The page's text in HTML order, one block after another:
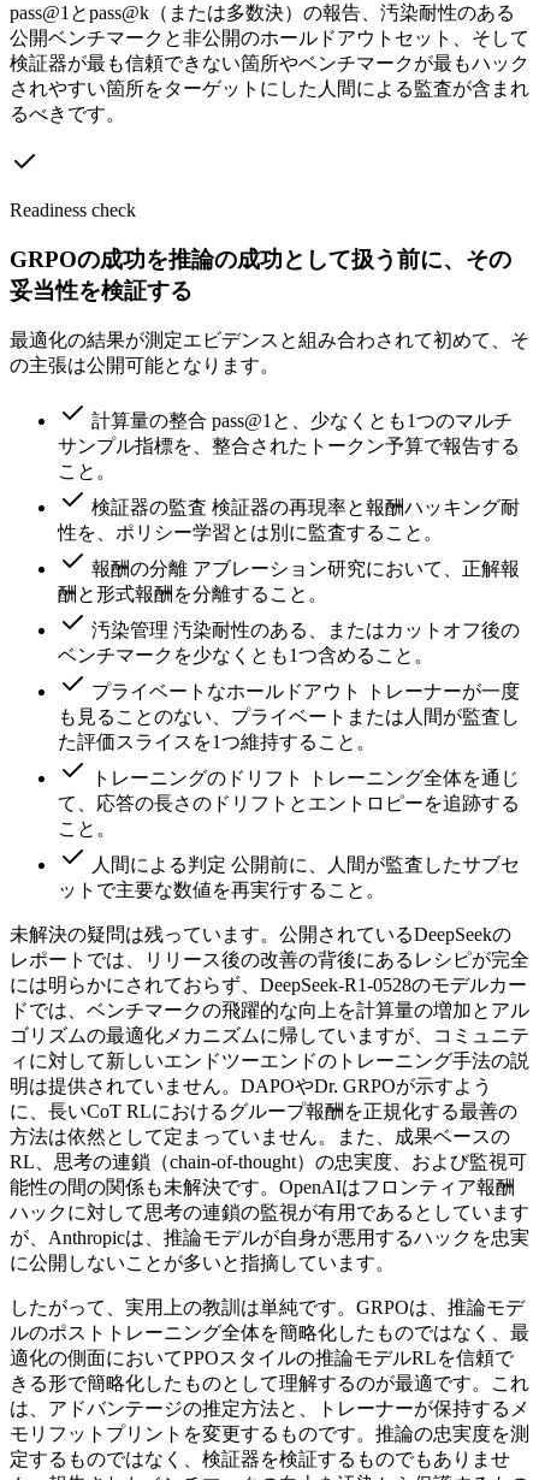
pass@1とpass@k（または多数決）の報告、汚染耐性のある
公開ベンチマークと非公開のホールドアウトセット、そして
検証器が最も信頼できない箇所やベンチマークが最もハック
されやすい箇所をターゲットにした人間による監査が含まれ
るべきです。
Readiness check
GRPOの成功を推論の成功として扱う前に、その
妥当性を検証する
最適化の結果が測定エビデンスと組み合わされて初めて、そ
の主張は公開可能となります。
計算量の整合 pass@1と、少なくとも1つのマルチ
サンプル指標を、整合されたトークン予算で報告する
こと。
検証器の監査 検証器の再現率と報酬ハッキング耐
性を、ポリシー学習とは別に監査すること。
報酬の分離 アブレーション研究において、正解報
酬と形式報酬を分離すること。
汚染管理 汚染耐性のある、またはカットオフ後の
ベンチマークを少なくとも1つ含めること。
プライベートなホールドアウト
トレーナーが一度
も見ることのない、プライベートまたは人間が監査し
た評価スライスを1つ維持すること。
トレーニングのドリフト
トレーニング全体を通じ
て、応答の長さのドリフトとエントロピーを追跡する
こと。
人間による判定 公開前に、人間が監査したサブセ
ットで主要な数値を再実行すること。
未解決の疑問は残っています。公開されているDeepSeekの
レポートでは、リリース後の改善の背後にあるレシピが完全
には明らかにされておらず、DeepSeek-R1-0528のモデルカー
ドでは、ベンチマークの飛躍的な向上を計算量の増加とアル
ゴリズムの最適化メカニズムに帰していますが、コミュニテ
ィに対して新しいエンドツーエンドのトレーニング手法の説
明は提供されていません。DAPOやDr. GRPOが示すよう
に、長いCoT RLにおけるグループ報酬を正規化する最善の
方法は依然として定まっていません。また、成果ベースの
RL、思考の連鎖（chain-of-thought）の忠実度、および監視可
能性の間の関係も未解決です。OpenAIはフロンティア報酬
ハックに対して思考の連鎖の監視が有用であるとしています
が、Anthropicは、推論モデルが自身が悪用するハックを忠実
に公開しないことが多いと指摘しています。
したがって、実用上の教訓は単純です。GRPOは、推論モデ
ルのポストトレーニング全体を簡略化したものではなく、最
適化の側面においてPPOスタイルの推論モデルRLを信頼で
きる形で簡略化したものとして理解するのが最適です。これ
は、アドバンテージの推定方法と、トレーナーが保持するメ
モリフットプリントを変更するものです。推論の忠実度を測
定するものではなく、検証器を検証するものでもありませ